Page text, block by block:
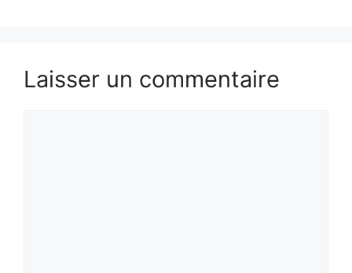
Laisser un commentaire